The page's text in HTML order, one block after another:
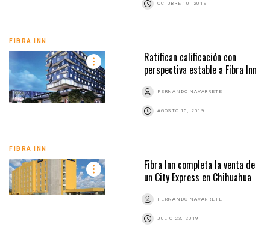
OCTUBRE 10, 2019
FIBRA INN
Ratifican calificación con
perspectiva estable a Fibra Inn
FERNANDO NAVARRETE
AGOSTO 15, 2019
FIBRA INN
Fibra Inn completa la venta de
un City Express en Chihuahua
FERNANDO NAVARRETE
JULIO 23, 2019